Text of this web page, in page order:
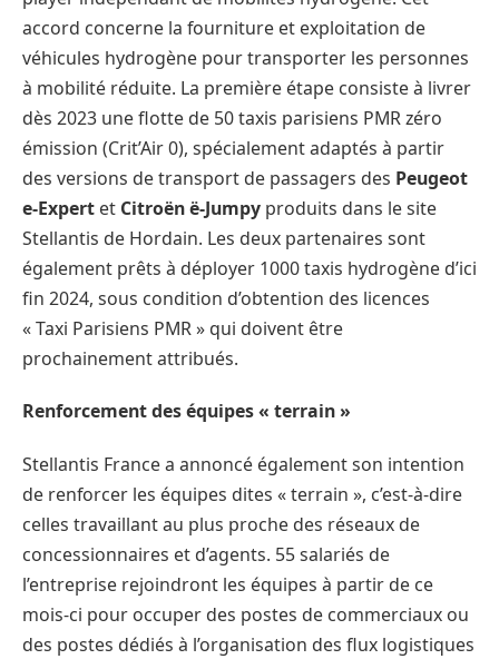
accord concerne la fourniture et exploitation de
véhicules hydrogène pour transporter les personnes
à mobilité réduite. La première étape consiste à livrer
dès 2023 une flotte de 50 taxis parisiens PMR zéro
émission (Crit’Air 0), spécialement adaptés à partir
des versions de transport de passagers des Peugeot
e-Expert et Citroën ë-Jumpy produits dans le site
Stellantis de Hordain. Les deux partenaires sont
également prêts à déployer 1000 taxis hydrogène d’ici
fin 2024, sous condition d’obtention des licences
« Taxi Parisiens PMR » qui doivent être
prochainement attribués.
Renforcement des équipes « terrain »
Stellantis France a annoncé également son intention
de renforcer les équipes dites « terrain », c’est-à-dire
celles travaillant au plus proche des réseaux de
concessionnaires et d’agents. 55 salariés de
l’entreprise rejoindront les équipes à partir de ce
mois-ci pour occuper des postes de commerciaux ou
des postes dédiés à l’organisation des flux logistiques